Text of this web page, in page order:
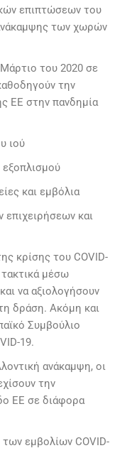
επιπτώσεων του
των χωρών
του 2020 σε
την
ΕΕ στην πανδημία
ιού
και εμβόλια
και
κρίσης του COVID-
μέσω
να αξιολογήσουν
δράση. Ακόμη και
Συμβούλιο
19.
ανάκαμψη, οι
την
ΕΕ σε διάφορα
των εμβολίων COVID-